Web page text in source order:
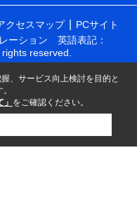
クセスマップ
PCサイト
ーション 英語表記：
reserved.
、サービス向上検討を目的と
をご確認ください。